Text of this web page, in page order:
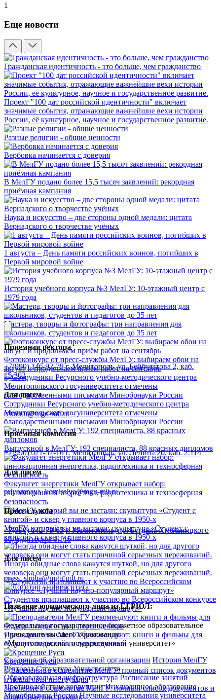
1
Еще новости
Гражданская идентичность - это больше, чем гражданство
Проект "100 дат российской идентичности" включает
значимые события, отражающие важнейшие вехи истории
России, её культурное, научное и государственное развитие.
Разные религии - общие ценности
Вербовка начинается с доверия
В МелГУ подано более 15,5 тысяч заявлений: рекордная
приёмная кампания
Наука и искусство – две стороны одной медали: цитата
Вернадского о творчестве учёных
1 августа – День памяти российских воинов, погибших в
Первой мировой войне
История учебного корпуса №3 МелГУ: 10-этажный центр с
1979 года
Мастера, творцы и фотографы: три направления для
школьников, студентов и педагогов до 35 лет
Фотоконкурс от пресс-службы МелГУ: выбираем обои на
август и продолжаем приём работ на сентябрь
Сотрудники Ресурсного учебно-методического центра
Мелитопольского госуниверситета отмечены
благодарственными письмами Минобрнауки России
Выпускной в МелГУ: 192 специалиста, 88 красных дипломов
Факультет энергетики МелГУ открывает набор:
инновационная энергетика, радиотехника и техносферная
безопасность
МелГУ, который вы не застали: скульптура «Студент с
книгой» и сквер у главного корпуса в 1950-х
Иногда обидные слова кажутся шуткой, но для другого
человека они могут стать причиной серьезных переживаний.
Студентов приглашают к участию во Всероссийском конкурсе
«Лучший научно-популярный маршрут»
Преподаватели МелГУ рекомендуют: книги и фильмы для
будущих педагогов и переводчиков
Крещение Руси
Заселение в общежитие МелГУ: полный список документов и
пошаговая инструкция
Приемная ректора
+7(990) 146-92-79 г. Мелитополь, ул. Бейбулатова 2, каб.
15.302
Для писем
rektorat@mgu-mlt.ru
Приемная комиссия
+7(990) 021-57-16 г. Мелитополь, ул. Ленина 20, каб. 2.114
Для писем
priyomnaya_komissiya@mgu-mlt.ru
Пресс-служба
+7(990) 142-78-65 г. Мелитополь, пр. Богдана Хмельницкого
18, аудитория: 1.116
Для писем
press_slujba@mgu-mlt.ru
Название юридического лица из ЕГРЮЛ:
Федеральное государственное бюджетное образовательное
учреждение высшего образования
«Мелитопольский государственный университет»
Сведения об образовательной организации История МелГУ
Ректорат Структура Университета
Образовательная инфраструктура Расписание занятий
Противодействие коррупции Инклюзивное образование
Минобрнауки России Научные исследования университета